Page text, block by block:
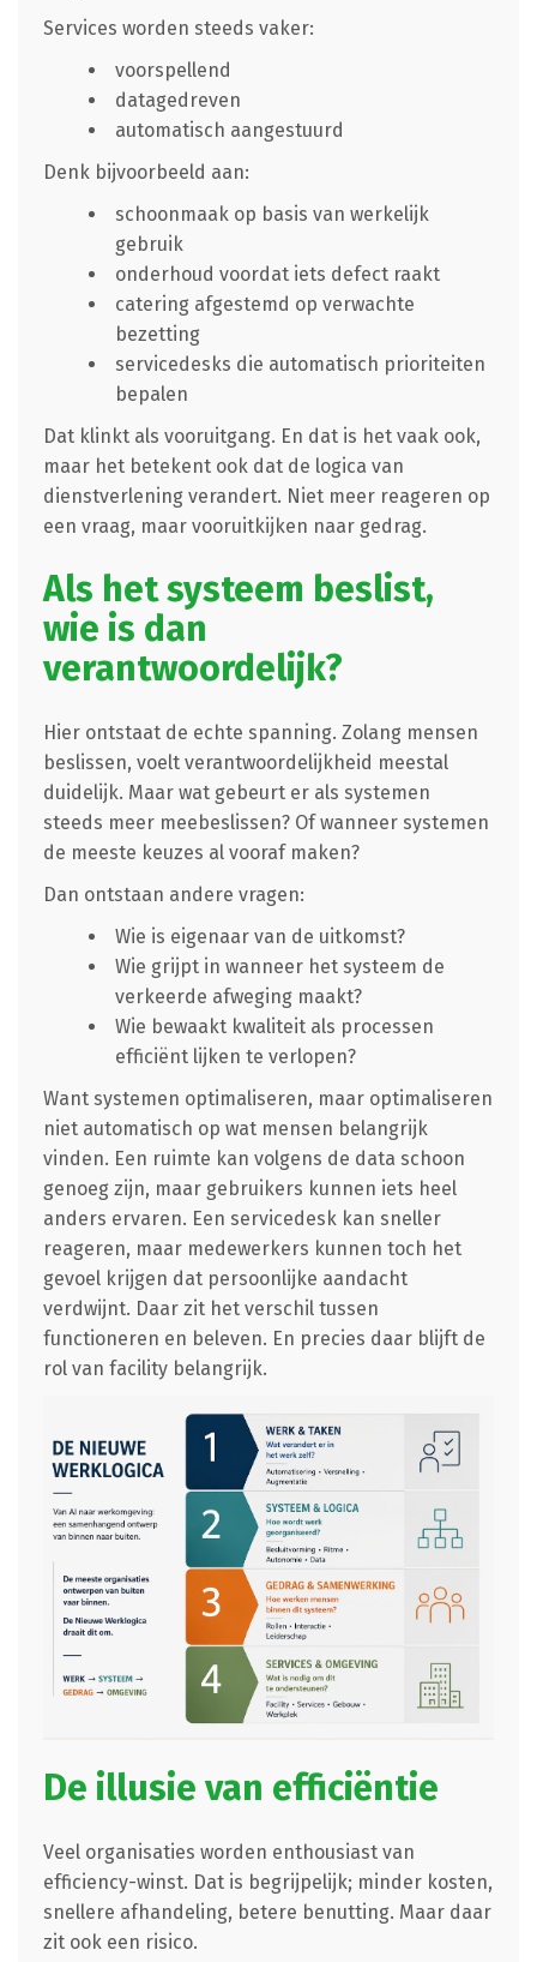
Services worden steeds vaker:
voorspellend
datagedreven
automatisch aangestuurd
Denk bijvoorbeeld aan:
schoonmaak op basis van werkelijk
gebruik
onderhoud voordat iets defect raakt
catering afgestemd op verwachte
bezetting
servicedesks die automatisch prioriteiten
bepalen
Dat klinkt als vooruitgang. En dat is het vaak ook,
maar het betekent ook dat de logica van
dienstverlening verandert. Niet meer reageren op
een vraag, maar vooruitkijken naar gedrag.
Als het systeem beslist,
wie is dan
verantwoordelijk?
Hier ontstaat de echte spanning. Zolang mensen
beslissen, voelt verantwoordelijkheid meestal
duidelijk. Maar wat gebeurt er als systemen
steeds meer meebeslissen? Of wanneer systemen
de meeste keuzes al vooraf maken?
Dan ontstaan andere vragen:
Wie is eigenaar van de uitkomst?
Wie grijpt in wanneer het systeem de
verkeerde afweging maakt?
Wie bewaakt kwaliteit als processen
efficiënt lijken te verlopen?
Want systemen optimaliseren, maar optimaliseren
niet automatisch op wat mensen belangrijk
vinden. Een ruimte kan volgens de data schoon
genoeg zijn, maar gebruikers kunnen iets heel
anders ervaren. Een servicedesk kan sneller
reageren, maar medewerkers kunnen toch het
gevoel krijgen dat persoonlijke aandacht
verdwijnt. Daar zit het verschil tussen
functioneren en beleven. En precies daar blijft de
rol van facility belangrijk.
De illusie van efficiëntie
Veel organisaties worden enthousiast van
efficiency-winst. Dat is begrijpelijk; minder kosten,
snellere afhandeling, betere benutting. Maar daar
zit ook een risico.